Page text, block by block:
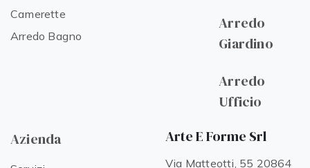
Camerette
Arredo Bagno
Arredo
Giardino
Arredo
Ufficio
Azienda
Arte E Forme Srl
Via Matteotti, 55 20864